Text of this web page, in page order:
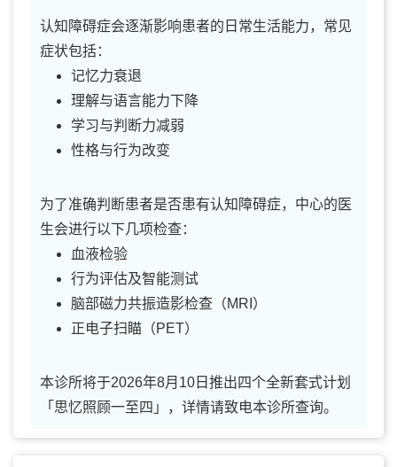
认知障碍症会逐渐影响患者的日常生活能力，常见
症状包括：
记忆力衰退
理解与语言能力下降
学习与判断力减弱
性格与行为改变
为了准确判断患者是否患有认知障碍症，中心的医
生会进行以下几项检查：
血液检验
行为评估及智能测试
脑部磁力共振造影检查（MRI）
正电子扫瞄（PET）
本诊所将于2026年8月10日推出四个全新套式计划
「思忆照顾一至四」，详情请致电本诊所查询。